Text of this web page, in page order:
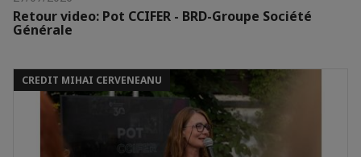
Retour video: Pot CCIFER - BRD-Groupe Société
Générale
CREDIT MIHAI CERVENEANU